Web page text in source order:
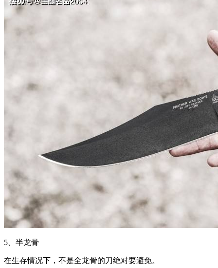
5、半龙骨
在生存情况下，不是全龙骨的刀绝对要避免。